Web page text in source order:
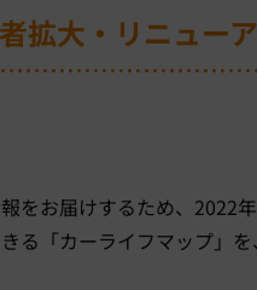
拡大・リニュー
をお届けするため、2022
る「カーライフマップ」